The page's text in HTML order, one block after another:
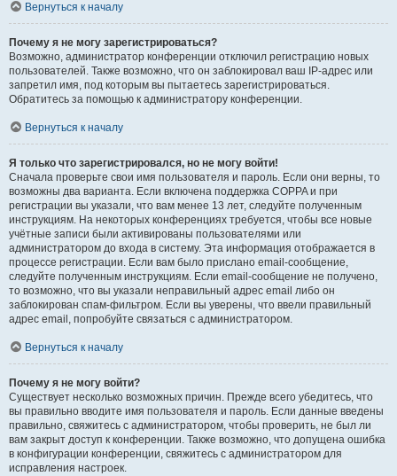
Вернуться к началу
Почему я не могу зарегистрироваться?
Возможно, администратор конференции отключил регистрацию новых
пользователей. Также возможно, что он заблокировал ваш IP-адрес или
запретил имя, под которым вы пытаетесь зарегистрироваться.
Обратитесь за помощью к администратору конференции.
Вернуться к началу
Я только что зарегистрировался, но не могу войти!
Сначала проверьте свои имя пользователя и пароль. Если они верны, то
возможны два варианта. Если включена поддержка COPPA и при
регистрации вы указали, что вам менее 13 лет, следуйте полученным
инструкциям. На некоторых конференциях требуется, чтобы все новые
учётные записи были активированы пользователями или
администратором до входа в систему. Эта информация отображается в
процессе регистрации. Если вам было прислано email-сообщение,
следуйте полученным инструкциям. Если email-сообщение не получено,
то возможно, что вы указали неправильный адрес email либо он
заблокирован спам-фильтром. Если вы уверены, что ввели правильный
адрес email, попробуйте связаться с администратором.
Вернуться к началу
Почему я не могу войти?
Существует несколько возможных причин. Прежде всего убедитесь, что
вы правильно вводите имя пользователя и пароль. Если данные введены
правильно, свяжитесь с администратором, чтобы проверить, не был ли
вам закрыт доступ к конференции. Также возможно, что допущена ошибка
в конфигурации конференции, свяжитесь с администратором для
исправления настроек.